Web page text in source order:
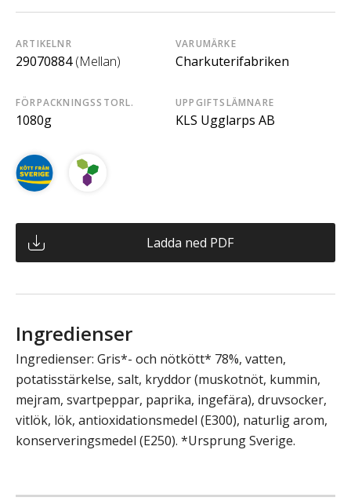
ARTIKELNR
29070884 (Mellan)
VARUMÄRKE
Charkuterifabriken
FÖRPACKNINGSSTORL.
1080g
UPPGIFTSLÄMNARE
KLS Ugglarps AB
Ladda ned PDF
Ingredienser
Ingredienser: Gris*- och nötkött* 78%, vatten,
potatisstärkelse, salt, kryddor (muskotnöt, kummin,
mejram, svartpeppar, paprika, ingefära), druvsocker,
vitlök, lök, antioxidationsmedel (E300), naturlig arom,
konserveringsmedel (E250). *Ursprung Sverige.